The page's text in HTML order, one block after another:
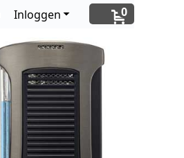
0
Inloggen